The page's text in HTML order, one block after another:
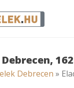
Debrecen »